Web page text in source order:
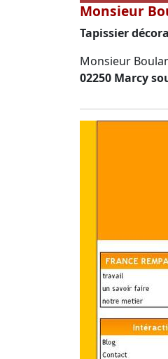
Monsieur
Tapissier
Monsieur
02250 Marcy